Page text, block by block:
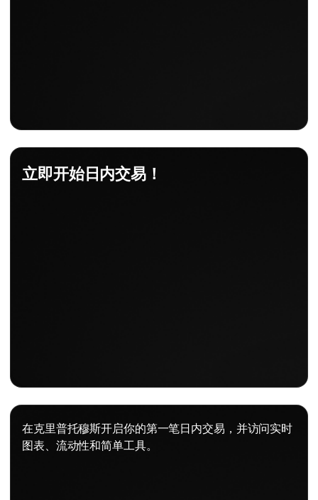
立即开始日内交易！
在克里普托穆斯开启你的第一笔日内交易，并访问实时
图表、流动性和简单工具。